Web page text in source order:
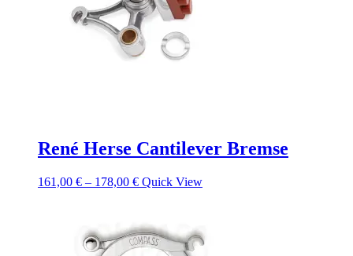
René Herse Cantilever Bremse
161,00 € – 178,00 € Quick View